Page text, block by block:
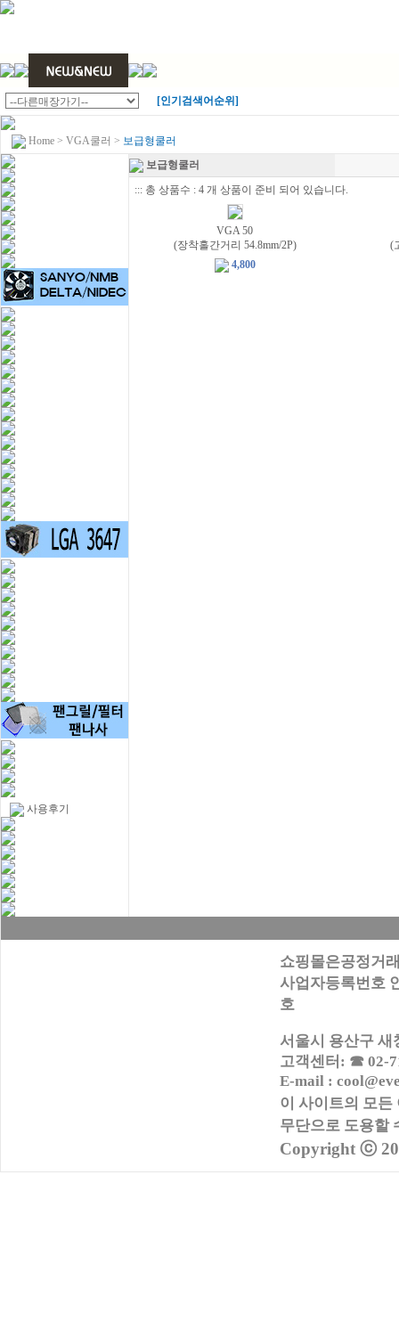
[인기검색어순위]
Home > VGA쿨러 > 보급형쿨러
사용후기
보급형쿨러
::: 총 상품수 : 4 개 상품이 준비 되어 있습니다.
VGA 50
(장착홀간거리 54.8mm/2P)
4,800
(
쇼핑몰은공정거
사업자등록번호
호
서울시 용산구 새
고객센터: ☎ 02-
E-mail :
이 사이트의 모든
무단으로 도용할
Copyright ⓒ